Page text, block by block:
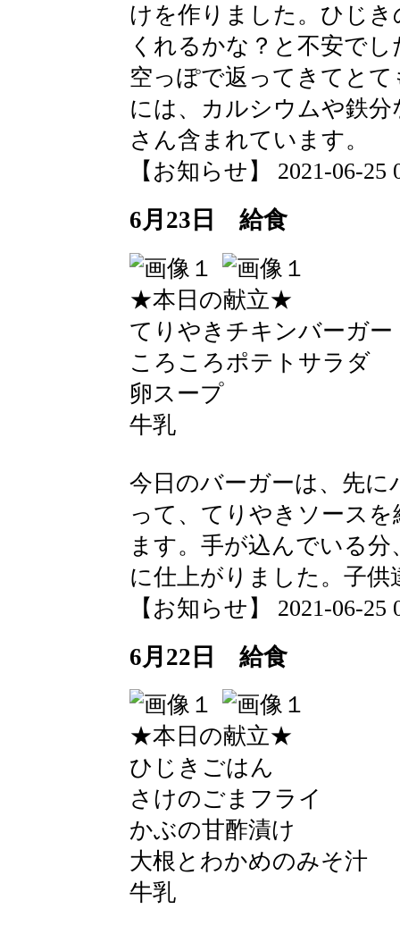
けを作りました。ひじ
くれるかな？と不安で
空っぽで返ってきてと
には、カルシウムや鉄
さん含まれています。
【お知らせ】 2021-06-25
6月23日 給食
★本日の献立★
てりやきチキンバーガー
ころころポテトサラダ
卵スープ
牛乳
今日のバーガーは、先
って、てりやきソース
ます。手が込んでいる
に仕上がりました。子
【お知らせ】 2021-06-25
6月22日 給食
★本日の献立★
ひじきごはん
さけのごまフライ
かぶの甘酢漬け
大根とわかめのみそ汁
牛乳